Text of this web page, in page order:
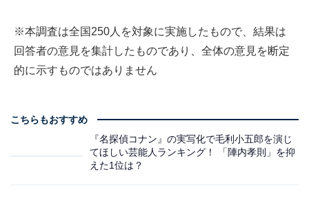
※本調査は全国250人を対象に実施したもので、結果は
回答者の意見を集計したものであり、全体の意見を断定
的に示すものではありません
こちらもおすすめ
『名探偵コナン』の実写化で毛利小五郎を演じ
てほしい芸能人ランキング！ 「陣内孝則」を抑
えた1位は？